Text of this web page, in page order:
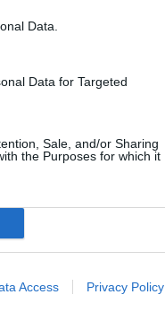
Data.
Data for Targeted
Sale, and/or Sharing
the Purposes for which it
Access Privacy Policy
de lui, explique
médical possible
et le monde
admis la nuit
jeudi 28 mars au